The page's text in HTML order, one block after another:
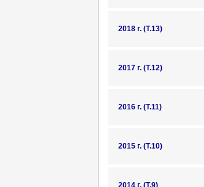
2018 г. (Т.13)
2017 г. (Т.12)
2016 г. (Т.11)
2015 г. (Т.10)
2014 г. (Т.9)